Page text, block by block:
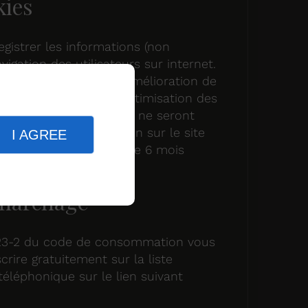
I AGREE
les informations (non
des utilisateurs sur internet.
ont pour objectif l’amélioration de
visiteurs ainsi que l’optimisation des
les acceptés, ceux-ci ne seront
de votre navigation sur le site
et ce pour une durée de 6 mois
2 du code de consommation vous
gratuitement sur la liste
sur le lien suivant